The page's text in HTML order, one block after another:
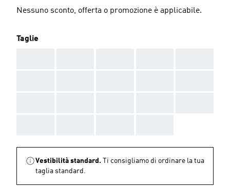
Nessuno sconto, offerta o promozione è applicabile.
Taglie
Vestibilità standard.
Ti consigliamo di ordinare la tua
taglia standard.